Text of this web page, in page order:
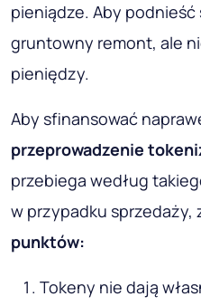
pieniądze. Aby
gruntowny remont, ale
pieniędzy.
Aby sfinansować
przeprowadzenie
przebiega według
w przypadku sprzedaży,
punktów:
Tokeny nie dają